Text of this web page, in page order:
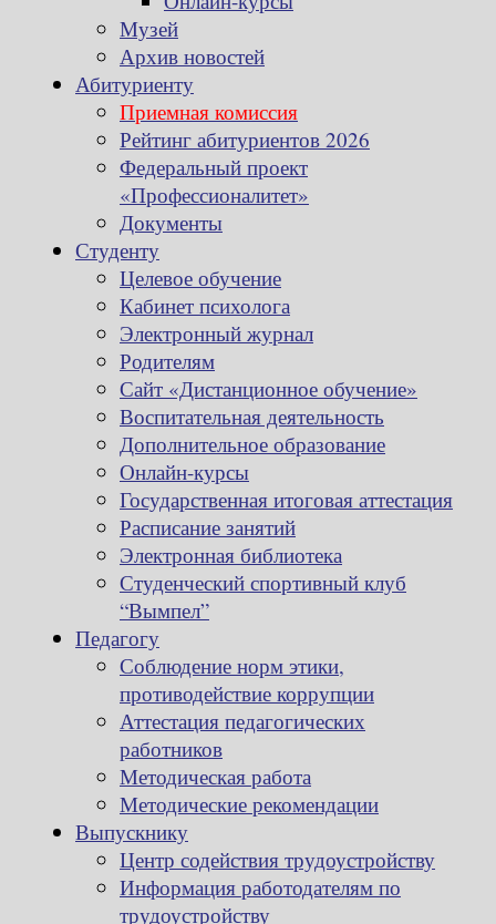
Музей
Архив новостей
Абитуриенту
Приемная комиссия
Рейтинг абитуриентов 2026
Федеральный проект
«Профессионалитет»
Документы
Студенту
Целевое обучение
Кабинет психолога
Электронный журнал
Родителям
Сайт «Дистанционное обучение»
Воспитательная деятельность
Дополнительное образование
Онлайн-курсы
Государственная итоговая аттестация
Расписание занятий
Электронная библиотека
Студенческий спортивный клуб
“Вымпел”
Педагогу
Соблюдение норм этики,
противодействие коррупции
Аттестация педагогических
работников
Методическая работа
Методические рекомендации
Выпускнику
Центр содействия трудоустройству
Информация работодателям по
трудоустройству